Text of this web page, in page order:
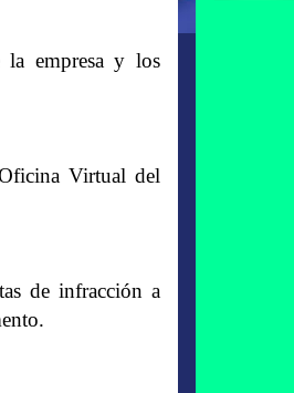
la empresa y los
Virtual del
de infracción a